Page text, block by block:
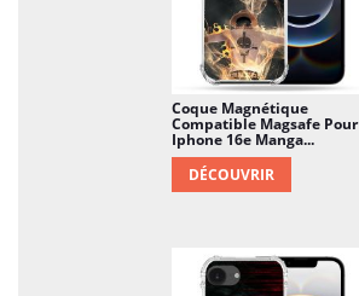
Coque Magnétique
Compatible Magsafe Pour
Iphone 16e Manga...
DÉCOUVRIR